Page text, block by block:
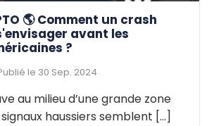
🌎 Comment un crash
avant les
?
le 30 Sep. 2024
au milieu d’une grande zone
haussiers semblent [...]